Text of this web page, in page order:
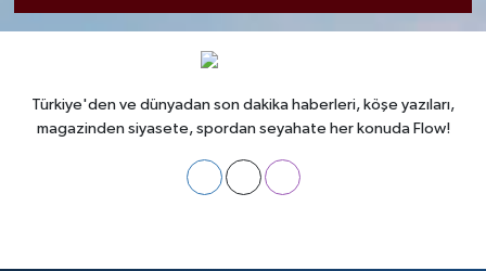
Türkiye'den ve dünyadan son dakika haberleri, köşe yazıları,
magazinden siyasete, spordan seyahate her konuda Flow!